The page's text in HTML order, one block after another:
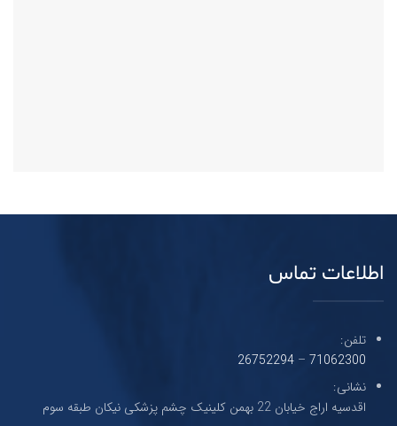
اطلاعات تماس
تلفن:
71062300
–
26752294
نشانی:
اقدسیه اراج خیابان 22 بهمن کلینیک چشم پزشکی نیکان طبقه سوم